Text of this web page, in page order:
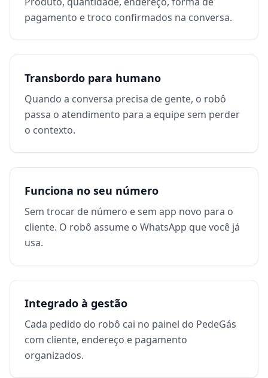
pagamento e troco confirmados na conversa.
Transbordo para humano
Quando a conversa precisa de gente, o robô
passa o atendimento para a equipe sem perder
o contexto.
Funciona no seu número
Sem trocar de número e sem app novo para o
cliente. O robô assume o WhatsApp que você já
usa.
Integrado à gestão
Cada pedido do robô cai no painel do PedeGás
com cliente, endereço e pagamento
organizados.